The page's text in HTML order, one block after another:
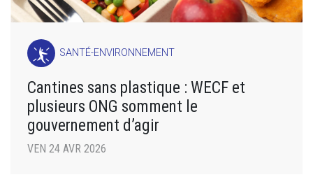
SANTÉ-ENVIRONNEMENT
Cantines sans plastique : WECF et
plusieurs ONG somment le
gouvernement d’agir
VEN 24 AVR 2026